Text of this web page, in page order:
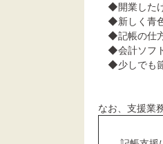
◆開業したけ
◆新しく青色
◆記帳の仕方
◆会計ソフト
◆少しでも節
なお、支援業